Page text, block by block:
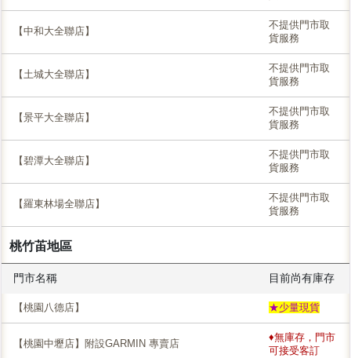
【中和大全聯店】
不提供門市取
貨服務
【土城大全聯店】
不提供門市取
貨服務
【景平大全聯店】
不提供門市取
貨服務
【碧潭大全聯店】
不提供門市取
貨服務
【羅東林場全聯店】
不提供門市取
貨服務
桃竹苖地區
門市名稱 目前尚有庫存
【桃園八德店】 ★少量現貨
【桃園中壢店】附設GARMIN 專賣店
♦無庫存，門市
可接受客訂